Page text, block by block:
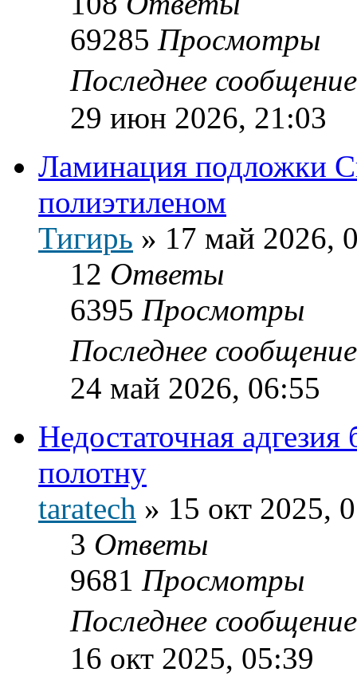
69285 Просмотры
Последнее
29 июн 2026, 21:03
Ламинация подложки
полиэтиленом
Тигирь » 17 май 2026,
12 Ответы
6395 Просмотры
Последнее
24 май 2026, 06:55
Недостаточная
полотну
taratech » 15 окт 2025,
3 Ответы
9681 Просмотры
Последнее
16 окт 2025, 05:39